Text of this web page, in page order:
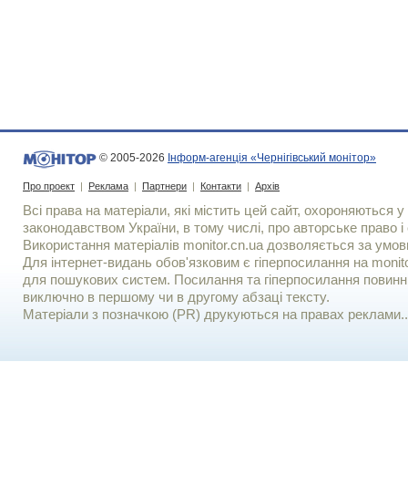
© 2005-2026 Інформ-агенція «Чернігівський монітор»
Про проект | Реклама | Партнери | Контакти | Архів
Всі права на матеріали, які містить цей сайт, охороняються у
законодавством України, в тому числі, про авторське право і
Використання матерiалiв monitor.cn.ua дозволяється за
Для iнтернет-видань обов'язковим є гiперпосилання на
для пошукових систем. Посилання та гіперпосилання
виключно в першому чи в другому абзаці тексту.
Матеріали з позначкою (PR) друкуються на правах реклами..